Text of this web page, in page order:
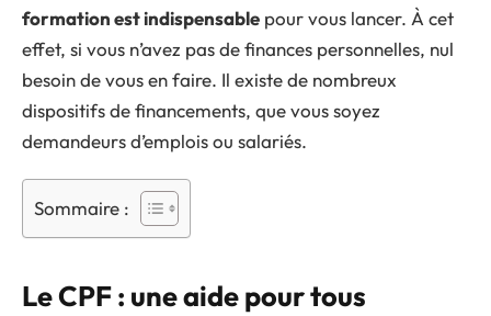
formation est indispensable pour vous lancer. À cet
effet, si vous n’avez pas de finances personnelles, nul
besoin de vous en faire. Il existe de nombreux
dispositifs de financements, que vous soyez
demandeurs d’emplois ou salariés.
Sommaire :
Le CPF : une aide pour tous